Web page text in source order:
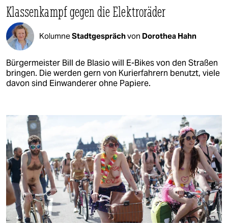
Klassenkampf gegen die Elektroräder
KolumneStadtgesprächvon Dorothea Hahn
Bürgermeister Bill de Blasio will E-Bikes von den Straßen
bringen. Die werden gern von Kurierfahrern benutzt, viele
davon sind Einwanderer ohne Papiere.